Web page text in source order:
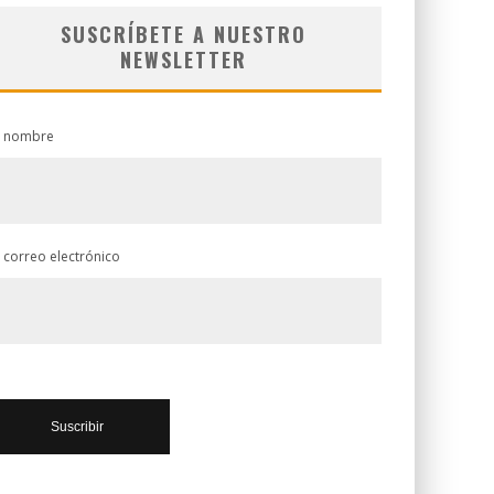
SUSCRÍBETE A NUESTRO
NEWSLETTER
nombre
correo electrónico